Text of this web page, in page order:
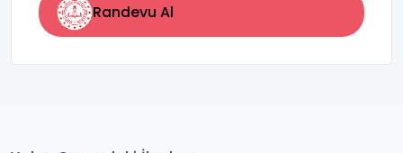
Randevu Al